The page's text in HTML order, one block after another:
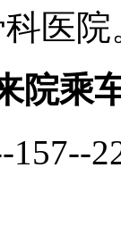
医院
院乘
157--